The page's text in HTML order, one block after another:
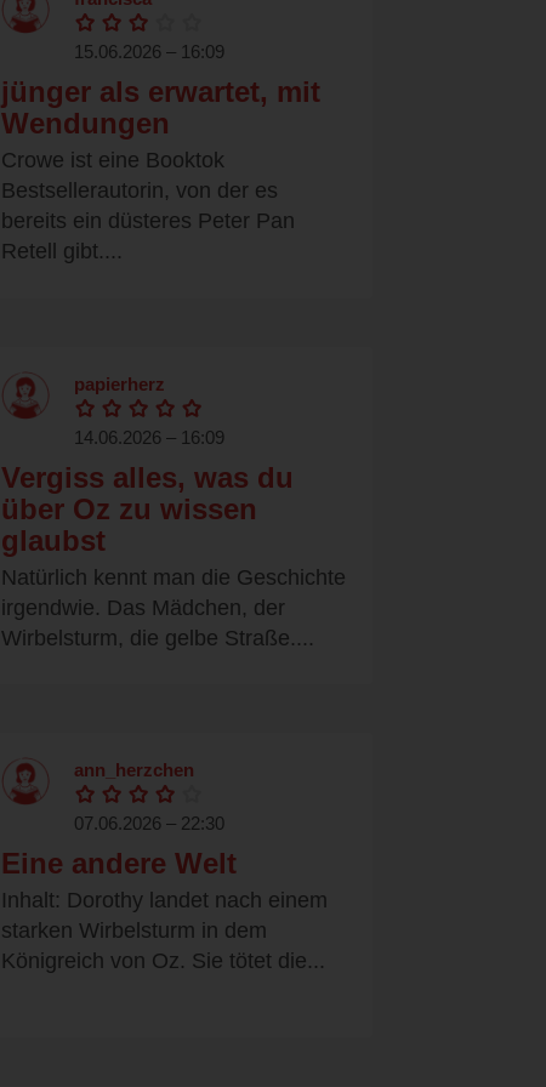
15.06.2026 – 16:09
jünger als erwartet, mit
Wendungen
Crowe ist eine Booktok
Bestsellerautorin, von der es
bereits ein düsteres Peter Pan
Retell gibt....
papierherz
14.06.2026 – 16:09
Vergiss alles, was du
über Oz zu wissen
glaubst
Natürlich kennt man die Geschichte
irgendwie. Das Mädchen, der
Wirbelsturm, die gelbe Straße....
ann_herzchen
07.06.2026 – 22:30
Eine andere Welt
Inhalt: Dorothy landet nach einem
starken Wirbelsturm in dem
Königreich von Oz. Sie tötet die...